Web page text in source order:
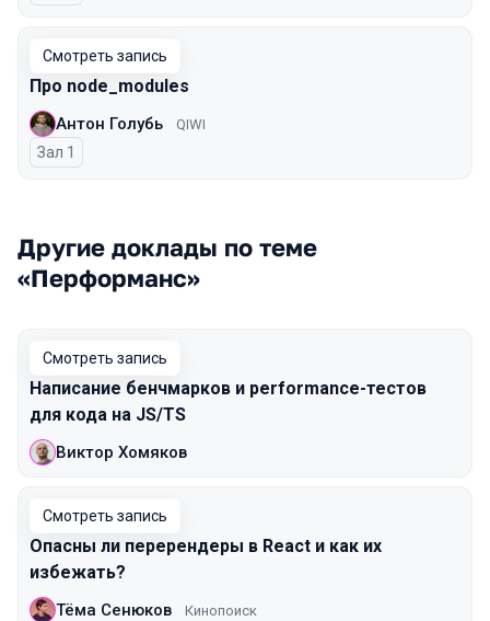
Смотреть запись
Про node_modules
Антон Голубь QIWI
Зал 1
Другие доклады по теме
«Перформанс»
Смотреть запись
Написание бенчмарков и performance-тестов
для кода на JS/TS
Виктор Хомяков
Смотреть запись
Опасны ли перерендеры в React и как их
избежать?
Тёма Сенюков Кинопоиск